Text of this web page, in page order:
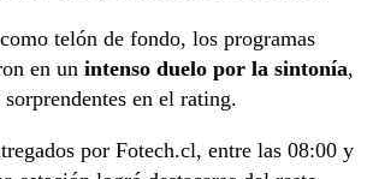
telón de fondo, los programas
en un intenso duelo por la sintonía,
en el rating.
por Fotech.cl, entre las 08:00 y